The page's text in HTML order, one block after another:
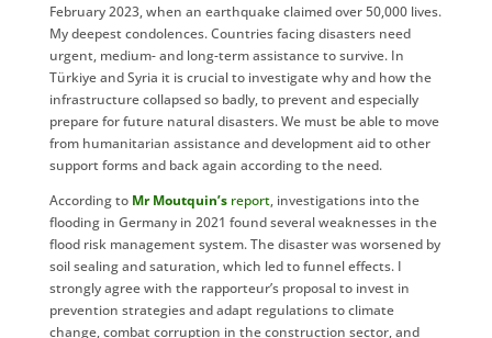
February 2023, when an earthquake claimed over 50,000 lives.
My deepest condolences. Countries facing disasters need
urgent, medium- and long-term assistance to survive. In
Türkiye and Syria it is crucial to investigate why and how the
infrastructure collapsed so badly, to prevent and especially
prepare for future natural disasters. We must be able to move
from humanitarian assistance and development aid to other
support forms and back again according to the need.
According to Mr Moutquin’sreport, investigations into the
flooding in Germany in 2021 found several weaknesses in the
flood risk management system. The disaster was worsened by
soil sealing and saturation, which led to funnel effects. I
strongly agree with the rapporteur’s proposal to invest in
prevention strategies and adapt regulations to climate
change, combat corruption in the construction sector, and